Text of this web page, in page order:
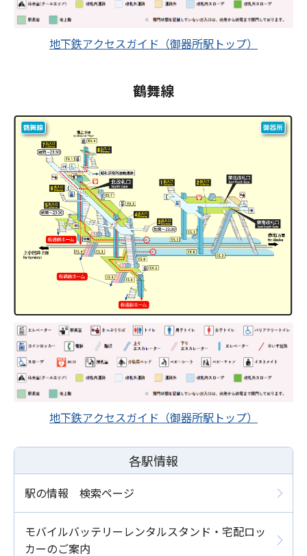
地下鉄アクセスガイド（御器所駅トップ）
鶴舞線
地下鉄アクセスガイド（御器所駅トップ）
各駅情報
駅の情報 検索ページ
モバイルバッテリーレンタルスタンド・宅配ロッ
カーのご案内